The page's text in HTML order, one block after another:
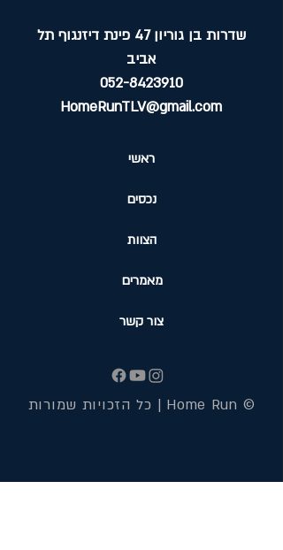
שדרות בן גוריון 47 פינת דיזנגוף תל
אביב
052-8423910
HomeRunTLV@gmail.com
ראשי
נכסים
הצוות
מאמרים
צור קשר
© Home Run | כל הזכויות שמורות